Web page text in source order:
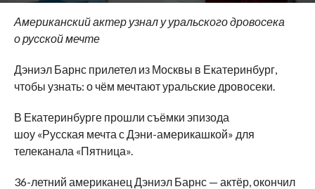
Американский актер узнал у уральского дровосека
орусской мечте
Дэниэл Барнс прилетел из Москвы в Екатеринбург,
чтобы узнать: о чём мечтают уральские дровосеки.
В Екатеринбурге прошли съёмки эпизода
шоу «Русская мечта с Дэни-америкашкой» для
телеканала «Пятница».
36-летний американец Дэниэл Барнс — актёр, окончил